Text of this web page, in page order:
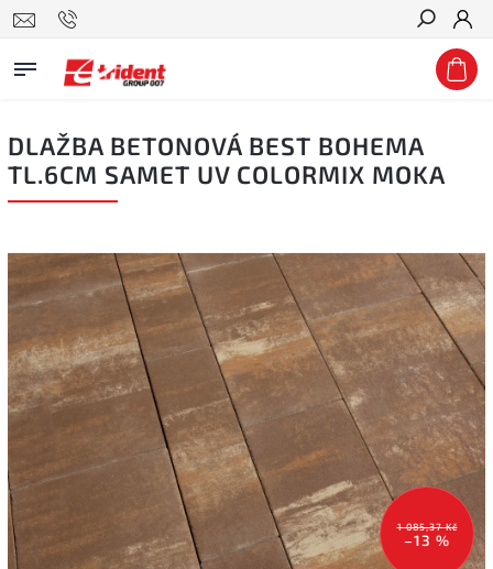
Hledat
DLAŽBA BETONOVÁ BEST BOHEMA
TL.6CM SAMET UV COLORMIX MOKA
1 085,37 Kč
–13 %